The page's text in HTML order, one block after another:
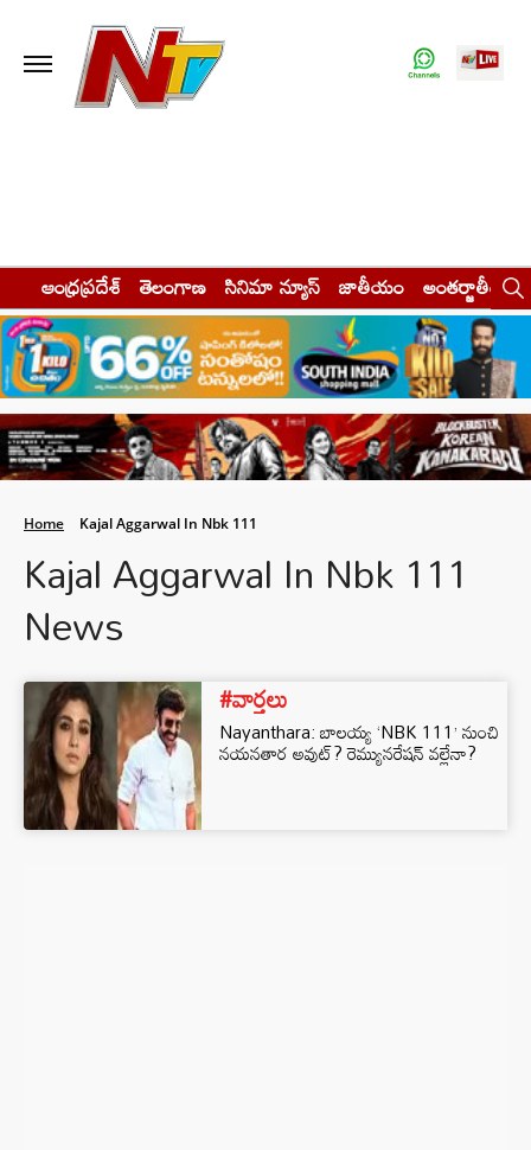
ఆంధ్రప్రదేశ్ తెలంగాణ సినిమా న్యూస్ జాతీయం అంతర్జాతీయం
Home Kajal Aggarwal In Nbk 111
Kajal Aggarwal In Nbk 111
News
#వార్తలు
Nayanthara: బాలయ్య ‘NBK 111’ నుంచి
నయనతార అవుట్? రెమ్యునరేషన్ వల్లేనా?